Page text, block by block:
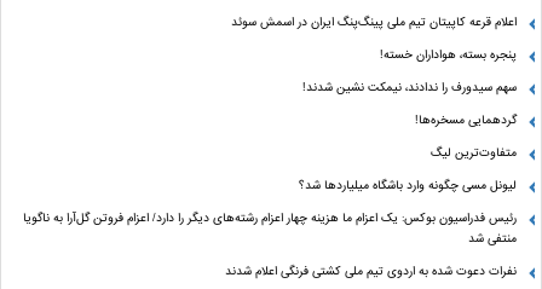
اعلام قرعه کاپیتان تیم ملی پینگ‌پنگ ایران در اسمش سوئد
پنجره بسته، هواداران خسته!
سهم سیدورف را ندادند، نیمکت نشین شدند!
گردهمایی مسخره‌ها!
متفاوت‌ترین لیگ
لیونل مسی چگونه وارد باشگاه میلیاردها شد؟
رئیس فدراسیون بوکس: یک اعزام ما هزینه چهار اعزام رشته‌های دیگر را دارد/ اعزام فروتن گل‌آرا به ناگویا
منتفی شد
نفرات دعوت شده به اردوی تیم ملی کشتی فرنگی اعلام شدند